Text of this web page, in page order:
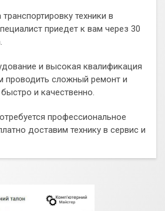
техники в
приедет к вам через 30
и высокая квалификация
проводить сложный ремонт и
и качественно.
профессиональное
доставим технику в сервис и